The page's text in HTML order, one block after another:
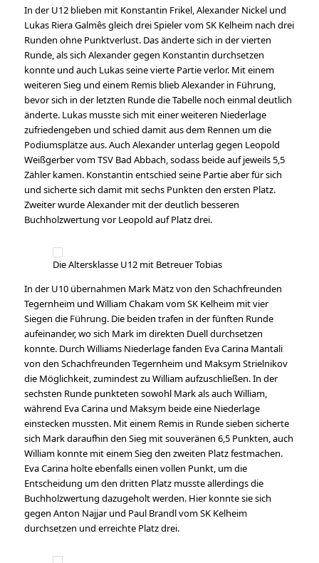
In der U12 blieben mit Konstantin Frikel, Alexander Nickel und
Lukas Riera Galmês gleich drei Spieler vom SK Kelheim nach drei
Runden ohne Punktverlust. Das änderte sich in der vierten
Runde, als sich Alexander gegen Konstantin durchsetzen
konnte und auch Lukas seine vierte Partie verlor. Mit einem
weiteren Sieg und einem Remis blieb Alexander in Führung,
bevor sich in der letzten Runde die Tabelle noch einmal deutlich
änderte. Lukas musste sich mit einer weiteren Niederlage
zufriedengeben und schied damit aus dem Rennen um die
Podiumsplätze aus. Auch Alexander unterlag gegen Leopold
Weißgerber vom TSV Bad Abbach, sodass beide auf jeweils 5,5
Zähler kamen. Konstantin entschied seine Partie aber für sich
und sicherte sich damit mit sechs Punkten den ersten Platz.
Zweiter wurde Alexander mit der deutlich besseren
Buchholzwertung vor Leopold auf Platz drei.
Die Altersklasse U12 mit Betreuer Tobias
In der U10 übernahmen Mark Mätz von den Schachfreunden
Tegernheim und William Chakam vom SK Kelheim mit vier
Siegen die Führung. Die beiden trafen in der fünften Runde
aufeinander, wo sich Mark im direkten Duell durchsetzen
konnte. Durch Williams Niederlage fanden Eva Carina Mantali
von den Schachfreunden Tegernheim und Maksym Strielnikov
die Möglichkeit, zumindest zu William aufzuschließen. In der
sechsten Runde punkteten sowohl Mark als auch William,
während Eva Carina und Maksym beide eine Niederlage
einstecken mussten. Mit einem Remis in Runde sieben sicherte
sich Mark daraufhin den Sieg mit souveränen 6,5 Punkten, auch
William konnte mit einem Sieg den zweiten Platz festmachen.
Eva Carina holte ebenfalls einen vollen Punkt, um die
Entscheidung um den dritten Platz musste allerdings die
Buchholzwertung dazugeholt werden. Hier konnte sie sich
gegen Anton Najjar und Paul Brandl vom SK Kelheim
durchsetzen und erreichte Platz drei.